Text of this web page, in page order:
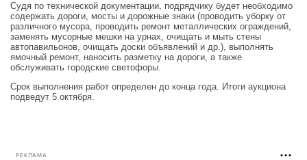
Судя по технической документации, подрядчику будет необходимо
содержать дороги, мосты и дорожные знаки (проводить уборку от
различного мусора, проводить ремонт металлических ограждений,
заменять мусорные мешки на урнах, очищать и мыть стены
автопавильонов, очищать доски объявлений и др.), выполнять
ямочный ремонт, наносить разметку на дороги, а также
обслуживать городские светофоры.
Срок выполнения работ определен до конца года. Итоги аукциона
подведут 5 октября.
РЕКЛАМА